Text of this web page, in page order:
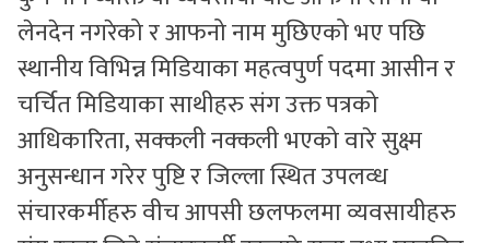
लेनदेन नगरेको र आफनो नाम मुछिएको भए पछि
स्थानीय विभिन्न मिडियाका महत्वपुर्ण पदमा आसीन र
चर्चित मिडियाका साथीहरु संग उक्त पत्रको
आधिकारिता, सक्कली नक्कली भएको वारे सुक्ष्म
अनुसन्धान गरेर पुष्टि र जिल्ला स्थित उपलव्ध
संचारकर्मीहरु वीच आपसी छलफलमा व्यवसायीहरु